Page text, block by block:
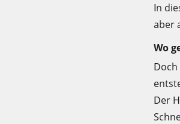
In
aber
Wo
Der